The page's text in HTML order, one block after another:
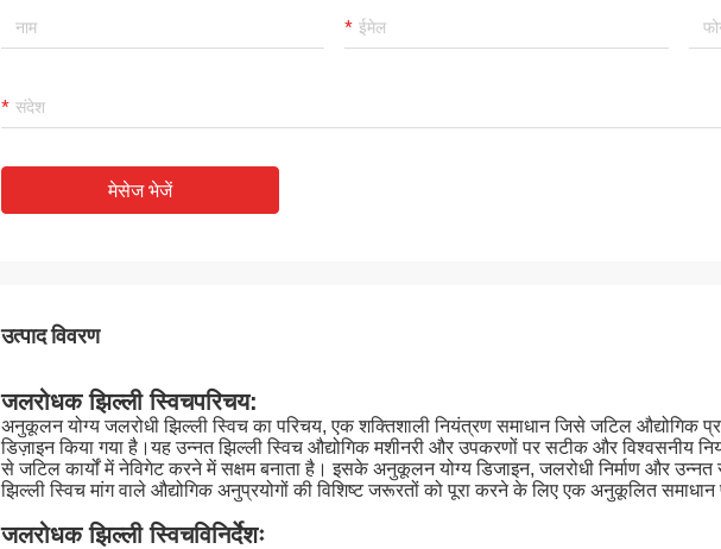
मेसेज भेजें
उत्पाद विवरण
जलरोधक झिल्ली स्विचपरिचय:
अनुकूलन योग्य जलरोधी झिल्ली स्विच का परिचय, एक शक्तिशाली नियंत्रण समाधान जिसे जटिल औद्योगिक
डिज़ाइन किया गया है।यह उन्नत झिल्ली स्विच औद्योगिक मशीनरी और उपकरणों पर सटीक और विश्वसनीय
से जटिल कार्यों में नेविगेट करने में सक्षम बनाता है। इसके अनुकूलन योग्य डिजाइन, जलरोधी निर्माण और
झिल्ली स्विच मांग वाले औद्योगिक अनुप्रयोगों की विशिष्ट जरूरतों को पूरा करने के लिए एक अनुकूलित समाधान
जलरोधक झिल्ली स्विचविनिर्देशः